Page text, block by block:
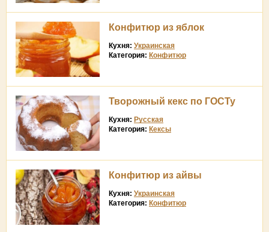
Конфитюр из яблок
Кухня: Украинская
Категория: Конфитюр
Творожный кекс по ГОСТу
Кухня: Русская
Категория: Кексы
Конфитюр из айвы
Кухня: Украинская
Категория: Конфитюр